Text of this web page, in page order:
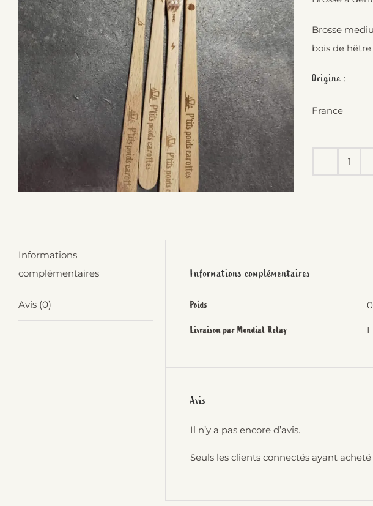
Brosse
bois de hêtre
Origine :
France
Informations
complémentaires
Avis (0)
Informations complémentaires
Poids
Livraison par Mondial Relay
Avis
Il n’y a pas encore d’avis.
Seuls les clients connectés ayant